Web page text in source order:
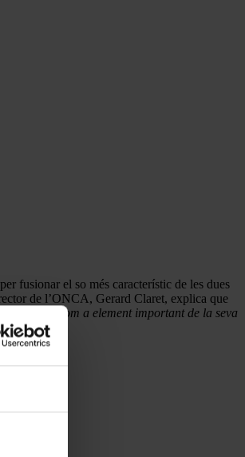
fusionar el so més característic de les dues
de l’ONCA, Gerard Claret, explica que
de corda com a element important de la seva